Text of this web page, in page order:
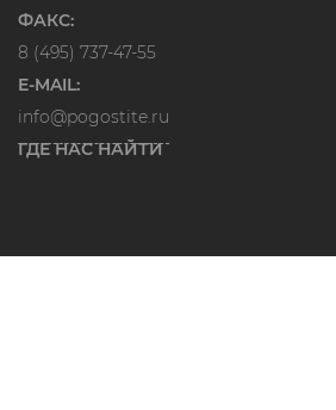
ФАКС:
8 (495) 737-47-55
E-MAIL:
info@pogostite.ru
ГДЕ НАС НАЙТИ